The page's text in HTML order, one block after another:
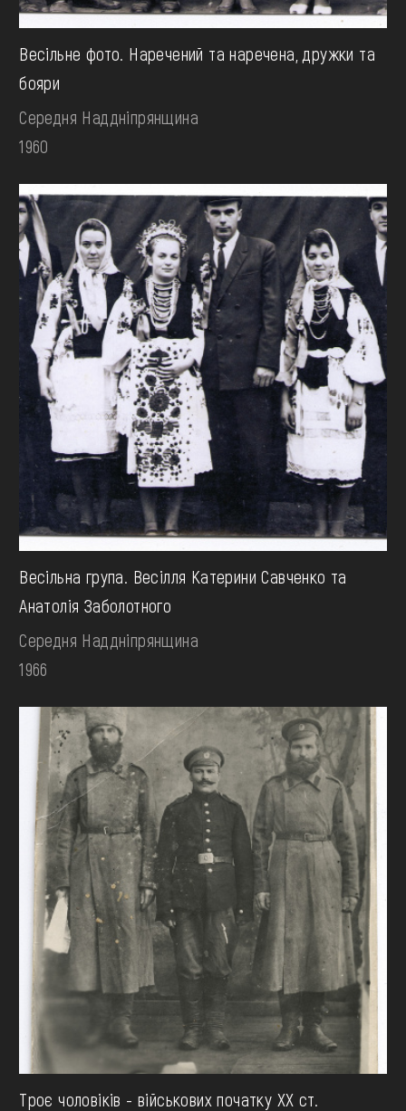
Весільне фото. Наречений та наречена, дружки та
бояри
Середня Наддніпрянщина
1960
Весільна група. Весілля Катерини Савченко та
Анатолія Заболотного
Середня Наддніпрянщина
1966
Троє чоловіків - військових початку ХХ ст.